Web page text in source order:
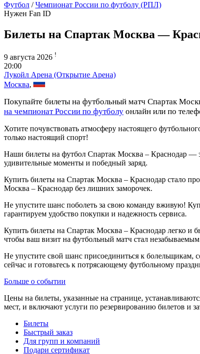
Футбол /Чемпионат России по футболу (РПЛ)
Нужен Fan ID
Билеты на Спартак Москва —
9 августа 2026 !
20:00
Лукойл Арена (Открытие Арена)
Москва,
Покупайте билеты на футбольный матч Спартак
на чемпионат России по футболу онлайн или по
Хотите почувствовать атмосферу настоящего
только настоящий спорт!
Наши билеты на футбол Спартак Москва – Краснодар —
удивительные моменты и победный заряд.
Купить билеты на Спартак Москва – Краснодар стало
Москва – Краснодар без лишних заморочек.
Не упустите шанс поболеть за свою команду вживую!
гарантируем удобство покупки и надежность сервиса.
Купить билеты на Спартак Москва – Краснодар легко и
чтобы ваш визит на футбольный матч стал
Не упустите свой шанс присоединиться к болельщикам,
сейчас и готовьтесь к потрясающему футбольному
Больше о событии
Цены на билеты, указанные на странице,
мест, и включают услуги по резервированию билетов и
Билеты
Быстрый заказ
Для групп и компаний
Подари сертификат